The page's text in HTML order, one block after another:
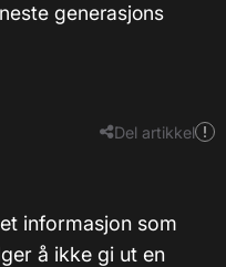
generasjons
Del artikkel
informasjon som
å ikke gi ut en